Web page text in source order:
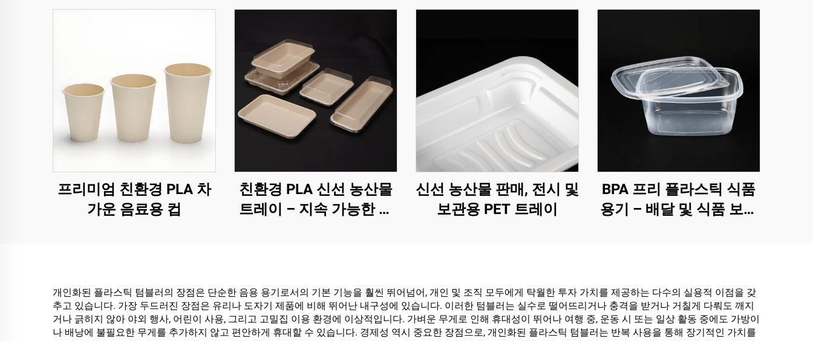
프리미엄 친환경 PLA 차
가운 음료용 컵
친환경 PLA 신선 농산물
트레이 – 지속 가능한 전
신선 농산물 판매, 전시 및
보관용 PET 트레이
BPA 프리 플라스틱 식품
용기 – 배달 및 식품 보관
개인화된 플라스틱 텀블러의 장점은 단순한 음용 용기로서의 기본 기능을 훨씬 뛰어넘어, 개인 및 조직 모두에게 탁월한 투자 가치를 제공하는 다수의 실용적 이점을 갖
추고 있습니다. 가장 두드러진 장점은 유리나 도자기 제품에 비해 뛰어난 내구성에 있습니다. 이러한 텀블러는 실수로 떨어뜨리거나 충격을 받거나 거칠게 다뤄도 깨지
거나 긁히지 않아 야외 행사, 어린이 사용, 그리고 고밀집 이용 환경에 이상적입니다. 가벼운 무게로 인해 휴대성이 뛰어나 여행 중, 운동 시 또는 일상 활동 중에도 가방이
나 배낭에 불필요한 무게를 추가하지 않고 편안하게 휴대할 수 있습니다. 경제성 역시 중요한 장점으로, 개인화된 플라스틱 텀블러는 반복 사용을 통해 장기적인 가치를